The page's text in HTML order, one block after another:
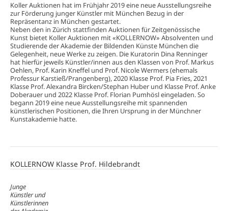
Koller Auktionen hat im Frühjahr 2019 eine neue Ausstellungsreihe
zur Förderung junger Künstler mit München Bezug in der
Repräsentanz in München gestartet.
Neben den in Zürich stattfinden Auktionen für Zeitgenössische
Kunst bietet Koller Auktionen mit «KOLLERNOW» Absolventen und
Studierende der Akademie der Bildenden Künste München die
Gelegenheit, neue Werke zu zeigen. Die Kuratorin Dina Renninger
hat hierfür jeweils Künstler/innen aus den Klassen von Prof. Markus
Oehlen, Prof. Karin Kneffel und Prof. Nicole Wermers (ehemals
Professur Karstieß/Prangenberg), 2020 Klasse Prof. Pia Fries, 2021
Klasse Prof. Alexandra Bircken/Stephan Huber und Klasse Prof. Anke
Doberauer und 2022 Klasse Prof. Florian Pumhösl eingeladen. So
begann 2019 eine neue Ausstellungsreihe mit spannenden
künstlerischen Positionen, die Ihren Ursprung in der Münchner
Kunstakademie hatte.
KOLLERNOW Klasse Prof. Hildebrandt
Junge
Künstler und
Künstlerinnen